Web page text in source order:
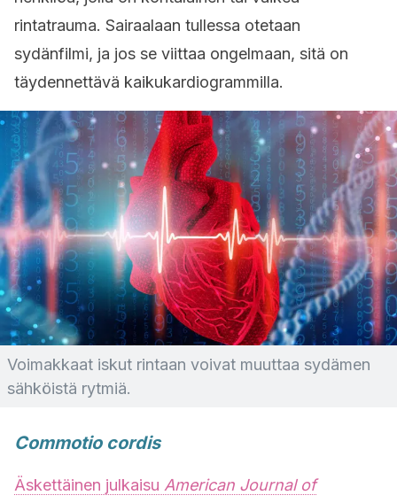
rintatrauma. Sairaalaan tullessa otetaan
sydänfilmi, ja jos se viittaa ongelmaan, sitä on
täydennettävä kaikukardiogrammilla.
Voimakkaat iskut rintaan voivat muuttaa sydämen
sähköistä rytmiä.
Commotio cordis
Äskettäinen julkaisu American Journal of